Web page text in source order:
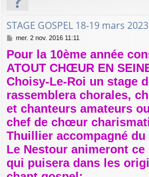
STAGE GOSPEL 18-19 mars 2023
M
s
s
a
g
mer. 2 nov. 2016 11:11
Pour la 10ème année
ATOUT CHŒUR EN
Choisy-Le-Roi un stage
rassemblera chorales,
et chanteurs amateurs
chef de chœur
Thuillier accompagné
Le Nestour animeront
qui puisera dans les